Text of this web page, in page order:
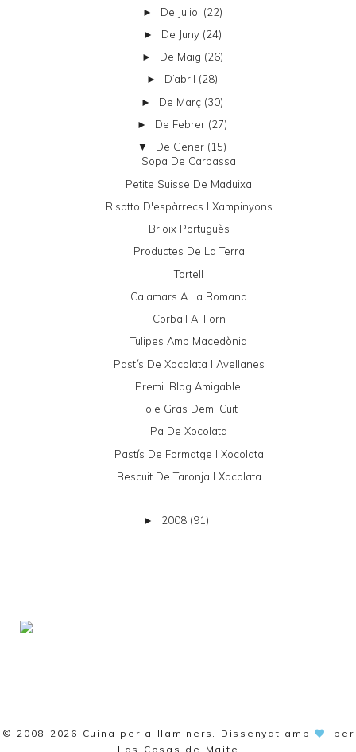
► De Juliol (22)
► De Juny (24)
► De Maig (26)
► D’abril (28)
► De Març (30)
► De Febrer (27)
▼ De Gener (15)
Sopa De Carbassa
Petite Suisse De Maduixa
Risotto D'espàrrecs I Xampinyons
Brioix Portuguès
Productes De La Terra
Tortell
Calamars A La Romana
Corball Al Forn
Tulipes Amb Macedònia
Pastís De Xocolata I Avellanes
Premi 'Blog Amigable'
Foie Gras Demi Cuit
Pa De Xocolata
Pastís De Formatge I Xocolata
Bescuit De Taronja I Xocolata
► 2008 (91)
© 2008-2026 Cuina per a llaminers . Dissenyat amb
per
Las Cosas de Maite